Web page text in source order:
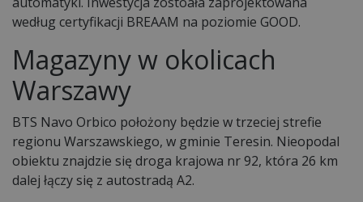
według certyfikacji BREAAM na poziomie GOOD.
Magazyny w okolicach
Warszawy
BTS Navo Orbico położony będzie w trzeciej strefie
regionu Warszawskiego, w gminie Teresin. Nieopodal
obiektu znajdzie się droga krajowa nr 92, która 26 km
dalej łączy się z autostradą A2.